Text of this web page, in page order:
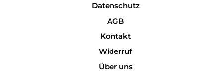
Datenschutz
AGB
Kontakt
Widerruf
Über uns